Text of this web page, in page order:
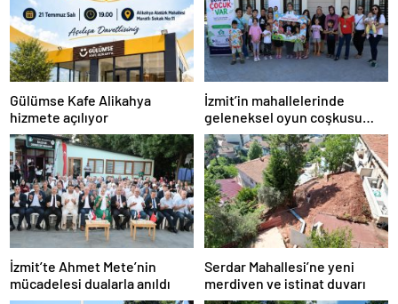
Gülümse Kafe Alikahya
hizmete açılıyor
İzmit’in mahallelerinde
geleneksel oyun coşkusu
devam ediyor
İzmit’te Ahmet Mete’nin
mücadelesi dualarla anıldı
Serdar Mahallesi’ne yeni
merdiven ve istinat duvarı